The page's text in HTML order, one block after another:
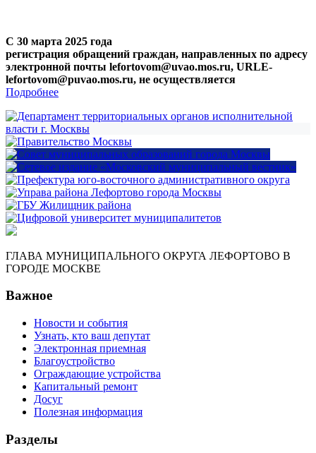
С 30 марта 2025 года
регистрация обращений граждан, направленных по адресу
электронной почты lefortovom@uvao.mos.ru, URLE-
lefortovom@puvao.mos.ru, не осуществляется
Подробнее
ГЛАВА МУНИЦИПАЛЬНОГО ОКРУГА ЛЕФОРТОВО В
ГОРОДЕ МОСКВЕ
Важное
Новости и события
Узнать, кто ваш депутат
Электронная приемная
Благоустройство
Ограждающие устройства
Капитальный ремонт
Досуг
Полезная информация
Разделы